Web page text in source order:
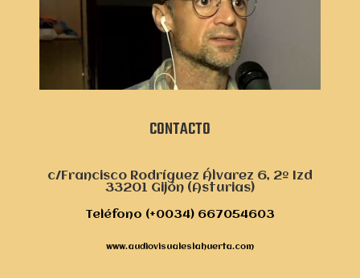
CONTACTO
c/Francisco Rodríguez Álvarez 6, 2º Izd
33201 Gijón (Asturias)
Teléfono (+0034) 667054603
www.audiovisualeslahuerta.com